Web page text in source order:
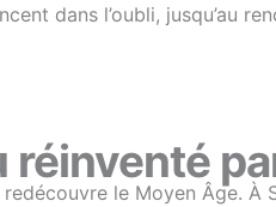
dans l’oubli, jusqu’au
réinventé
redécouvre le Moyen Âge. À